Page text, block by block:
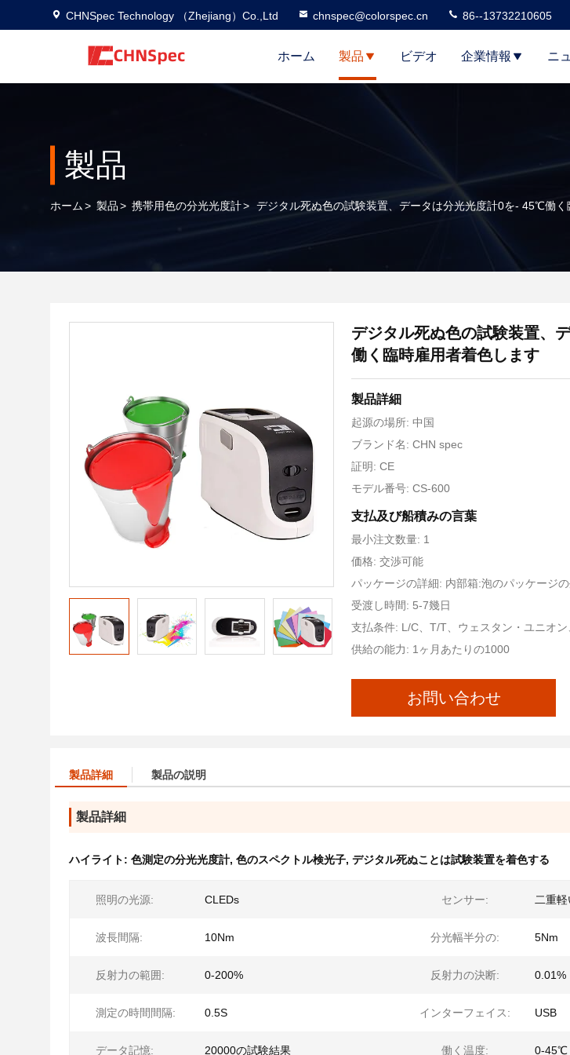
CHNSpec Technology （Zhejiang）Co.,Ltd chnspec@colorspec.cn 86--13732210605
ホーム 製品 ビデオ 企業情報 ニ
製品
ホーム> 製品> 携帯用色の分光光度計> デジタル死ぬ色の試験装置、データは分光光度計0を- 45℃働く
デジタル死ぬ色の試験装置、
働く臨時雇用者着色します
製品詳細
起源の場所: 中国
ブランド名: CHN spec
証明: CE
モデル番号: CS-600
支払及び船積みの言葉
最小注文数量: 1
価格: 交渉可能
パッケージの詳細: 内部箱:泡のパッケージ
受渡し時間: 5-7幾日
支払条件: L/C、T/T、ウェスタン・ユニオ
供給の能力: 1ヶ月あたりの1000
お問い合わせ
製品詳細 製品の説明
製品詳細
ハイライト: 色測定の分光光度計, 色のスペクトル検光子, デジタル死ぬことは試験装置を着色する
照明の光源: CLEDs センサー: 二重
波長間隔: 10Nm 分光幅半分の: 5Nm
反射力の範囲: 0-200% 反射力の決断: 0.01%
測定の時間間隔: 0.5S インターフェイス: USB
データ記憶: 20000の試験結果 働く温度: 0-45℃